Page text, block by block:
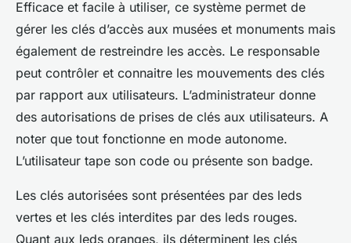
Efficace et facile à utiliser, ce système permet de
gérer les clés d’accès aux musées et monuments mais
également de restreindre les accès. Le responsable
peut contrôler et connaitre les mouvements des clés
par rapport aux utilisateurs. L’administrateur donne
des autorisations de prises de clés aux utilisateurs. A
noter que tout fonctionne en mode autonome.
L’utilisateur tape son code ou présente son badge.
Les clés autorisées sont présentées par des leds
vertes et les clés interdites par des leds rouges.
Quant aux leds oranges, ils déterminent les clés